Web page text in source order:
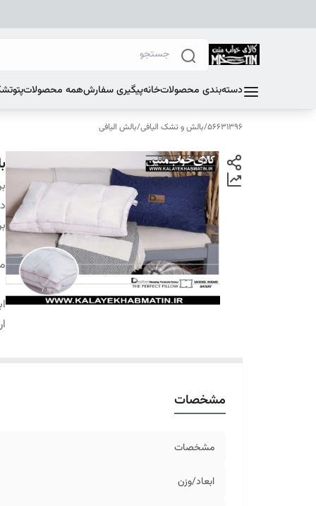
دسته‌بندی محصولاتخانهپیگیری سفارشهمه محصولاتپتو
56631396
/بالش و تشک الیافی/بالش الیافی
مشخصات
مشخصات
ابعاد/وزن